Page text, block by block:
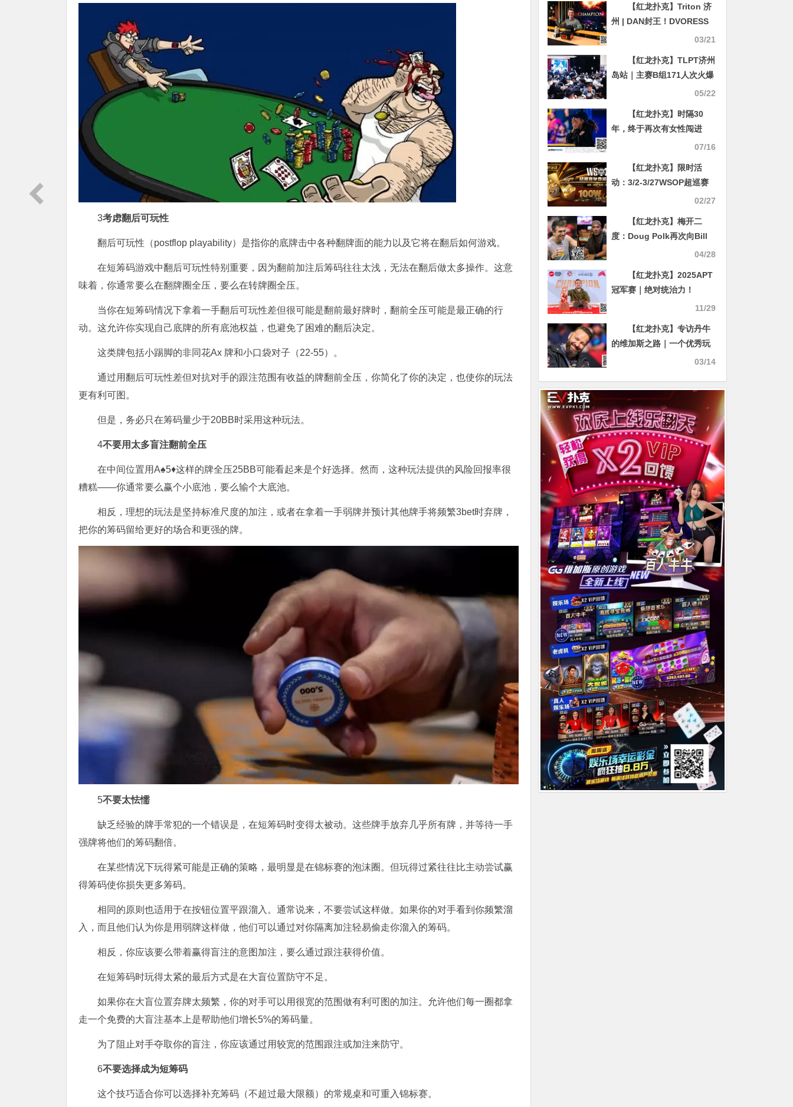
3考虑翻后可玩性
翻后可玩性（postflop playability）是指你的底牌击中各种翻牌面的能力以及它将在翻后如何游戏。
在短筹码游戏中翻后可玩性特别重要，因为翻前加注后筹码往往太浅，无法在翻后做太多操作。这意
味着，你通常要么在翻牌圈全压，要么在转牌圈全压。
当你在短筹码情况下拿着一手翻后可玩性差但很可能是翻前最好牌时，翻前全压可能是最正确的行
动。这允许你实现自己底牌的所有底池权益，也避免了困难的翻后决定。
这类牌包括小踢脚的非同花Ax 牌和小口袋对子（22-55）。
通过用翻后可玩性差但对抗对手的跟注范围有收益的牌翻前全压，你简化了你的决定，也使你的玩法
更有利可图。
但是，务必只在筹码量少于20BB时采用这种玩法。
4不要用太多盲注翻前全压
在中间位置用A♠5♦这样的牌全压25BB可能看起来是个好选择。然而，这种玩法提供的风险回报率很
糟糕——你通常要么赢个小底池，要么输个大底池。
相反，理想的玩法是坚持标准尺度的加注，或者在拿着一手弱牌并预计其他牌手将频繁3bet时弃牌，
把你的筹码留给更好的场合和更强的牌。
5不要太怯懦
缺乏经验的牌手常犯的一个错误是，在短筹码时变得太被动。这些牌手放弃几乎所有牌，并等待一手
强牌将他们的筹码翻倍。
在某些情况下玩得紧可能是正确的策略，最明显是在锦标赛的泡沫圈。但玩得过紧往往比主动尝试赢
得筹码使你损失更多筹码。
相同的原则也适用于在按钮位置平跟溜入。通常说来，不要尝试这样做。如果你的对手看到你频繁溜
入，而且他们认为你是用弱牌这样做，他们可以通过对你隔离加注轻易偷走你溜入的筹码。
相反，你应该要么带着赢得盲注的意图加注，要么通过跟注获得价值。
在短筹码时玩得太紧的最后方式是在大盲位置防守不足。
如果你在大盲位置弃牌太频繁，你的对手可以用很宽的范围做有利可图的加注。允许他们每一圈都拿
走一个免费的大盲注基本上是帮助他们增长5%的筹码量。
为了阻止对手夺取你的盲注，你应该通过用较宽的范围跟注或加注来防守。
6不要选择成为短筹码
这个技巧适合你可以选择补充筹码（不超过最大限额）的常规桌和可重入锦标赛。
【红龙扑克】Triton 济
州 | DAN封王！DVORESS
力压KOON，斩获短牌收官
03/21
【红龙扑克】TLPT济州
岛站｜主赛B组171人次火爆
对战剩余26人晋级！Bai
傲全场！YIMING LEE斩获
巡游豪客赛王冠！
05/22
【红龙扑克】时隔30
年，终于再次有女性闯进
07/16
【红龙扑克】限时活
动：3/2-3/27WSOP超巡赛
免费能量卡100W总奖励免费
02/27
【红龙扑克】梅开二
度：Doug Polk再次向Bill
Perkins发起20万美元减体
04/28
【红龙扑克】2025APT
冠军赛｜绝对统治力！
Roman Hrabec 超级豪客冠
11/29
【红龙扑克】专访丹牛
的维加斯之路｜一个优秀玩
家vs职业玩家的「最大差03/14